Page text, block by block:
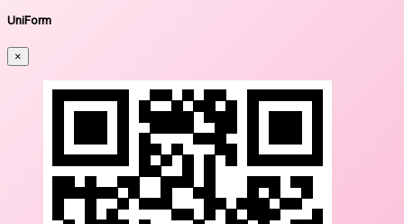
UniForm
×